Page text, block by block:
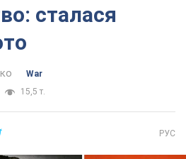
сталася
War
15,5 т.
РУС